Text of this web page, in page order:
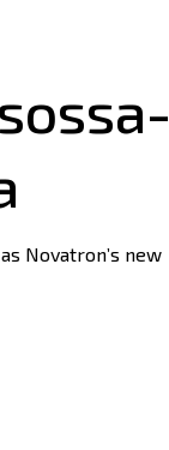
Novatron’s new